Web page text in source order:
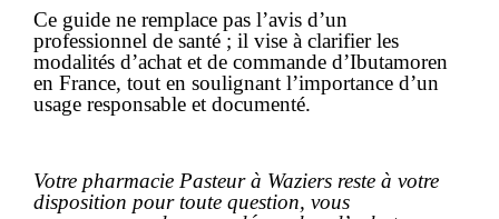
Ce guide ne remplace pas l’avis d’un
professionnel de santé ; il vise à clarifier les
modalités d’achat et de commande d’Ibutamoren
en France, tout en soulignant l’importance d’un
usage responsable et documenté.
Votre pharmacie Pasteur à Waziers reste à votre
disposition pour toute question, vous